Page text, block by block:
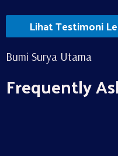
Lihat Testimoni
Bumi Surya Utama
Frequently